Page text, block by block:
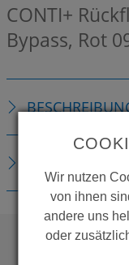
CONTI+
Bypass, Rot
Wir nutzen
von ihnen
andere uns
oder